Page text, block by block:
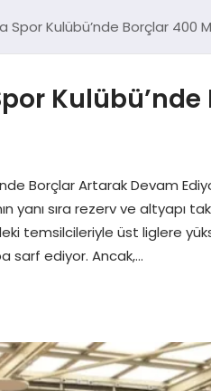
Spor Kulübü’nde Borçlar 400
Kulübü’nde
Borçlar Artarak Devam
yanı sıra rezerv ve altyapı
temsilcileriyle üst liglere
sarf ediyor. Ancak,…